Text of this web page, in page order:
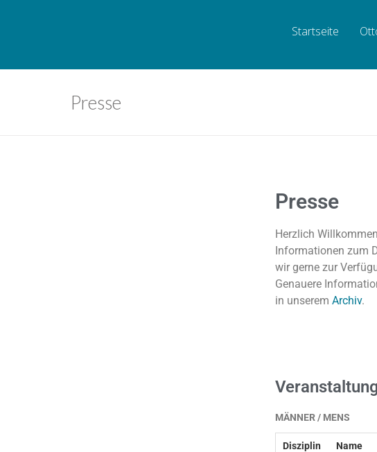
Startseite
Presse
Presse
Herzlich
Informationen zum
wir gerne zur
Genauere
in unserem Archiv.
MÄNNER / MENS
Disziplin Name